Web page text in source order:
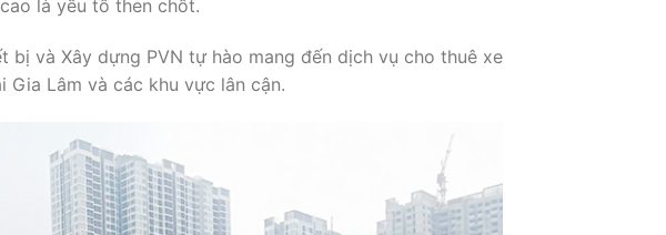
là yếu tố then chốt.
bị và Xây dựng PVN tự hào mang đến dịch vụ cho thuê xe
Lâm và các khu vực lân cận.